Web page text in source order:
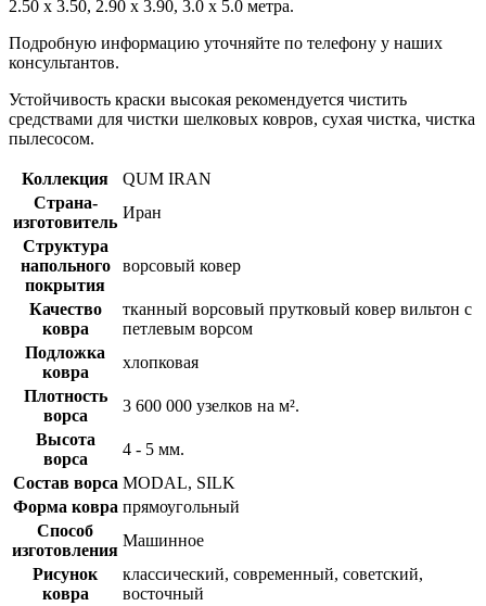
2.50 х 3.50, 2.90 х 3.90, 3.0 х 5.0 метра.
Подробную информацию уточняйте по телефону у наших
консультантов.
Устойчивость краски высокая рекомендуется чистить
средствами для чистки шелковых ковров, сухая чистка, чистка
пылесосом.
Коллекция
QUM IRAN
Страна-
изготовитель
Иран
Структура
напольного
покрытия
ворсовый ковер
Качество
ковра
тканный ворсовый прутковый ковер вильтон с
петлевым ворсом
Подложка
ковра
хлопковая
Плотность
ворса
3 600 000 узелков на м².
Высота
ворса
4 - 5 мм.
Состав ворса MODAL, SILK
Форма ковра прямоугольный
Способ
изготовления
Машинное
Рисунок
ковра
классический, современный, советский,
восточный